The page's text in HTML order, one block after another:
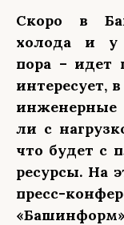
Скоро в
холода и у
пора – идет
интересует,
инженерные
ли с
что будет с
ресурсы. На
пресс-